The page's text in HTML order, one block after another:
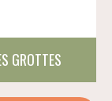
GROTTES